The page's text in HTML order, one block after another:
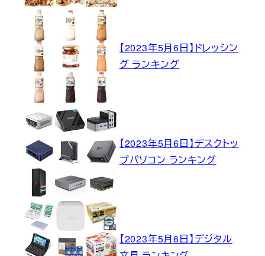
【2023年5月6日】ドレッシン
グ ランキング
【2023年5月6日】デスクトッ
プパソコン ランキング
【2023年5月6日】デジタル